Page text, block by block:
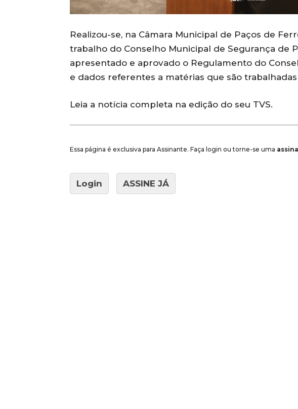
Realizou-se, na Câmara Municipal de Paços de
trabalho do Conselho Municipal de Segurança de
apresentado e aprovado o Regulamento do
e dados referentes a matérias que são
Leia a notícia completa na edição do seu TVS.
Essa página é exclusiva para Assinante. Faça login ou torne-se uma
Login ASSINE JÁ